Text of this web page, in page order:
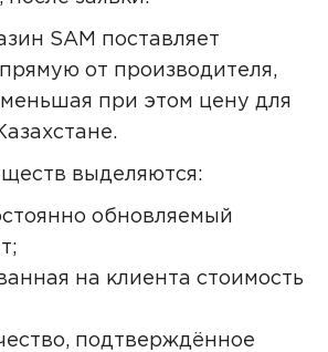
SAM поставляет
от производителя,
при этом цену для
выделяются:
обновляемый
на клиента стоимость
подтверждённое